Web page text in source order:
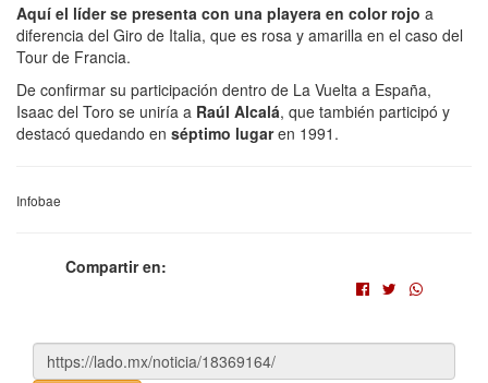
Aquí el líder se presenta con una playera en color rojo a
diferencia del Giro de Italia, que es rosa y amarilla en el caso del
Tour de Francia.
De confirmar su participación dentro de La Vuelta a España,
Isaac del Toro se uniría a Raúl Alcalá, que también participó y
destacó quedando en séptimo lugaren 1991.
Infobae
Compartir en: